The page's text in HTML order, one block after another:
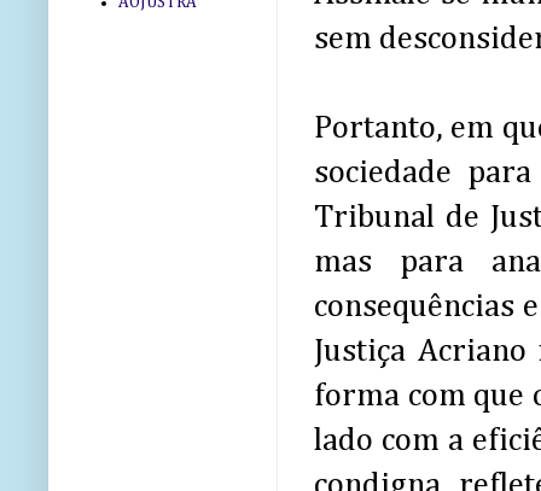
sem
Portanto, em
sociedade
Tribunal de
mas para
consequências
Justiça
forma com que
lado com a